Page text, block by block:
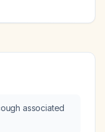
associated